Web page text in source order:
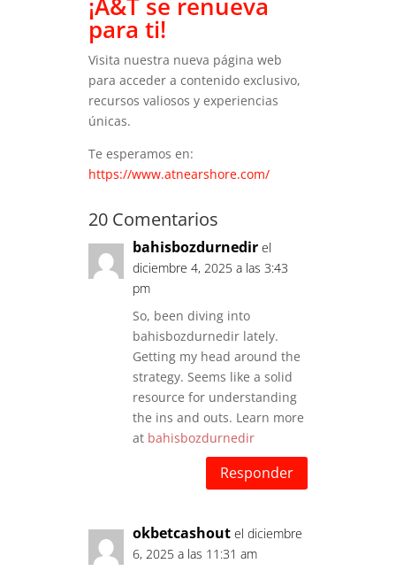
para ti!
Visita nuestra nueva página web
para acceder a contenido exclusivo,
recursos valiosos y experiencias
únicas.
Te esperamos en:
https://www.atnearshore.com/
20 Comentarios
bahisbozdurnedir el
diciembre 4, 2025 a las 3:43
pm
So, been diving into
bahisbozdurnedir lately.
Getting my head around the
strategy. Seems like a solid
resource for understanding
the ins and outs. Learn more
at bahisbozdurnedir
Responder
okbetcashout el diciembre
6, 2025 a las 11:31 am